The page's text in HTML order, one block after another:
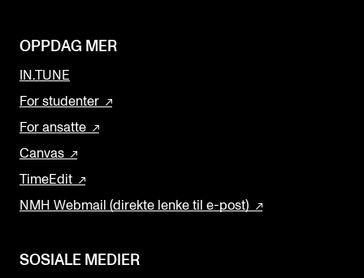
OPPDAG MER
IN.TUNE
For studenter
For ansatte
Canvas
TimeEdit
NMH Webmail (direkte lenke til e-post)
SOSIALE MEDIER